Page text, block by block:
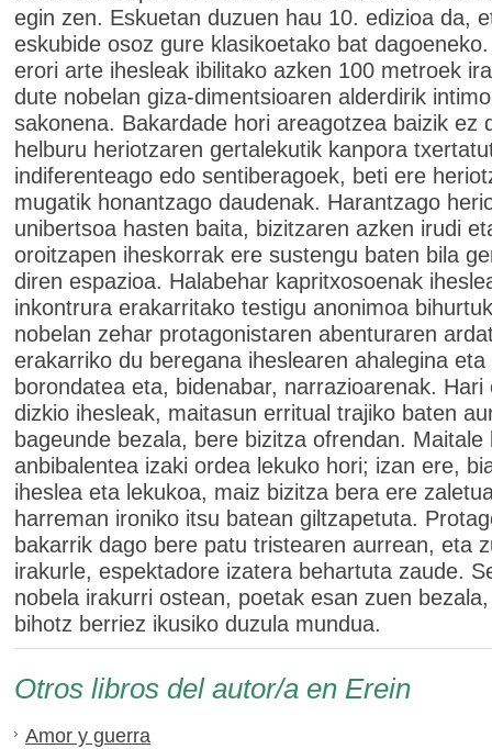
egin zen. Eskuetan duzuen hau 10. edizioa da,
eskubide osoz gure klasikoetako bat
erori arte ihesleak ibilitako azken 100 metroek
dute nobelan giza-dimentsioaren alderdirik
sakonena. Bakardade hori areagotzea baizik ez
helburu heriotzaren gertalekutik kanpora
indiferenteago edo sentiberagoek, beti ere
mugatik honantzago daudenak. Harantzago
unibertsoa hasten baita, bizitzaren azken irudi
oroitzapen iheskorrak ere sustengu baten bila
diren espazioa. Halabehar kapritxosoenak
inkontrura erakarritako testigu anonimoa
nobelan zehar protagonistaren abenturaren
erakarriko du beregana iheslearen ahalegina eta
borondatea eta, bidenabar, narrazioarenak. Hari
dizkio ihesleak, maitasun erritual trajiko baten
bageunde bezala, bere bizitza ofrendan. Maitale
anbibalentea izaki ordea lekuko hori; izan ere,
iheslea eta lekukoa, maiz bizitza bera ere
harreman ironiko itsu batean giltzapetuta.
bakarrik dago bere patu tristearen aurrean, eta
irakurle, espektadore izatera behartuta zaude.
nobela irakurri ostean, poetak esan zuen
bihotz berriez ikusiko duzula mundua.
Otros libros del autor/a en Erein
Amor y guerra